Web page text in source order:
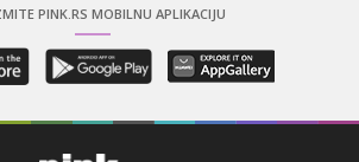
PINK.RS MOBILNU APLIKACIJU